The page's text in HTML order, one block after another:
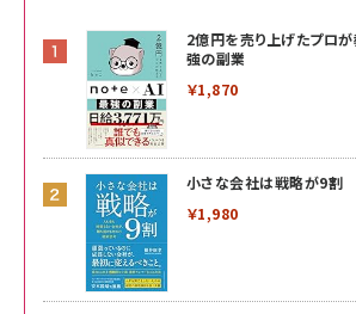
2億円を売り上げたプロ
強の副業
￥1,870
小さな会社は戦略が9割
￥1,980